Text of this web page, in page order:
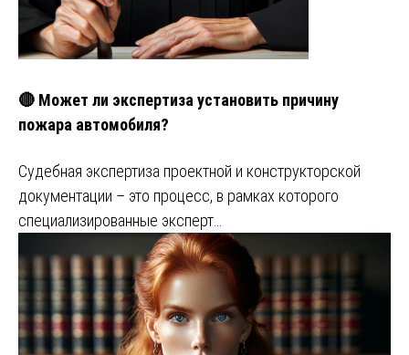
🔴 Может ли экспертиза установить причину
пожара автомобиля?
Судебная экспертиза проектной и конструкторской
документации – это процесс, в рамках которого
специализированные эксперт…